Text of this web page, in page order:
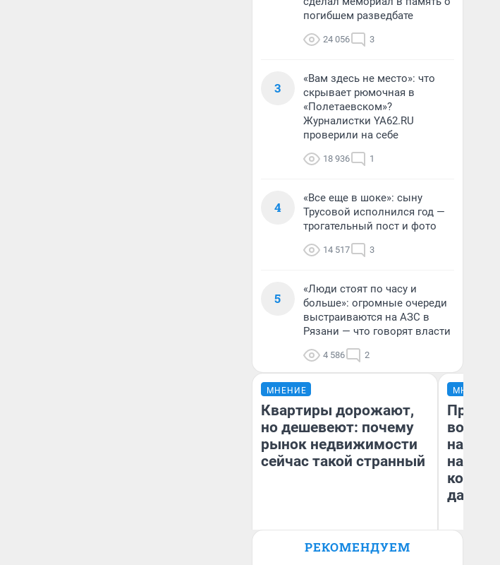
погибшем разведбате
24 056 3
3
«Вам здесь не место»: что
скрывает рюмочная в
«Полетаевском»?
Журналистки YA62.RU
проверили на себе
18 936 1
4
«Все еще в шоке»: сыну
Трусовой исполнился год —
трогательный пост и фото
14 517 3
5
«Люди стоят по часу и
больше»: огромные очереди
выстраиваются на АЗС в
Рязани — что говорят власти
4 586 2
МНЕНИЕ
Квартиры дорожают,
но дешевеют: почему
рынок недвижимости
сейчас такой странный
Екатерина Торопова
МНЕНИЕ
нам
даже
РЕКОМЕНДУЕМ